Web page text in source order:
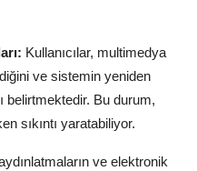
Kullanıcılar, multimedya
ve sistemin yeniden
belirtmektedir. Bu durum,
sıkıntı yaratabiliyor.
ve elektronik